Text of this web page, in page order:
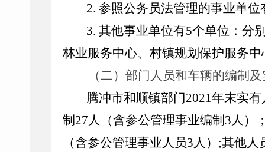
2. 参照公务员法管理的事业单位
3. 其他事业单位有5个单位：分
林业服务中心、村镇规划保护服务中
（二）部门人员和车辆的编制
腾冲市和顺镇部门2021年末实有
制 27人（含参公管理事业编制 3人）
（含参公管理事业人员3人） ;其他人